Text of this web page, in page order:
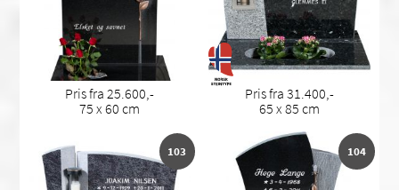
Pris fra 25.600,-
75 x 60 cm
Pris fra 31.400,-
65 x 85 cm
103 104